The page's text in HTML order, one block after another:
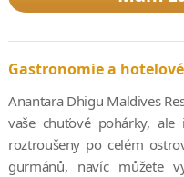
Gastronomie a
Anantara Dhigu Maldives
vaše chuťové pohárky, ale
roztroušeny po celém
gurmánů, navíc můžete